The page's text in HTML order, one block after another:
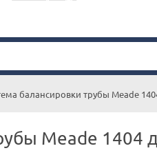
балансировки трубы Meade
Meade 1404